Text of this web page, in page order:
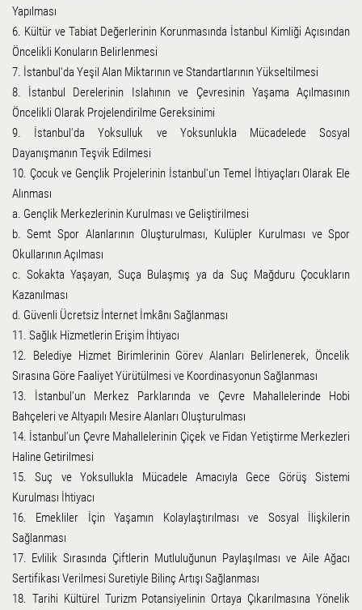
Yapılması
6. Kültür ve Tabiat Değerlerinin Korunmasında İstanbul Kimliği Açısından
Öncelikli Konuların Belirlenmesi
7. İstanbul'da Yeşil Alan Miktarının ve Standartlarının Yükseltilmesi
8. İstanbul Derelerinin Islahının ve Çevresinin Yaşama Açılmasının
Öncelikli Olarak Projelendirilme Gereksinimi
9. İstanbul'da Yoksulluk ve Yoksunlukla Mücadelede Sosyal
Dayanışmanın Teşvik Edilmesi
10. Çocuk ve Gençlik Projelerinin İstanbul'un Temel İhtiyaçları Olarak Ele
Alınması
a. Gençlik Merkezlerinin Kurulması ve Geliştirilmesi
b. Semt Spor Alanlarının Oluşturulması, Kulüpler Kurulması ve Spor
Okullarının Açılması
c. Sokakta Yaşayan, Suça Bulaşmış ya da Suç Mağduru Çocukların
Kazanılması
d. Güvenli Ücretsiz İnternet İmkânı Sağlanması
11. Sağlık Hizmetlerin Erişim İhtiyacı
12. Belediye Hizmet Birimlerinin Görev Alanları Belirlenerek, Öncelik
Sırasına Göre Faaliyet Yürütülmesi ve Koordinasyonun Sağlanması
13. İstanbul'un Merkez Parklarında ve Çevre Mahallelerinde Hobi
Bahçeleri ve Altyapılı Mesire Alanları Oluşturulması
14. İstanbul'un Çevre Mahallelerinin Çiçek ve Fidan Yetiştirme Merkezleri
Haline Getirilmesi
15. Suç ve Yoksullukla Mücadele Amacıyla Gece Görüş Sistemi
Kurulması İhtiyacı
16. Emekliler İçin Yaşamın Kolaylaştırılması ve Sosyal İlişkilerin
Sağlanması
17. Evlilik Sırasında Çiftlerin Mutluluğunun Paylaşılması ve Aile Ağacı
Sertifikası Verilmesi Suretiyle Bilinç Artışı Sağlanması
18. Tarihi Kültürel Turizm Potansiyelinin Ortaya Çıkarılmasına Yönelik